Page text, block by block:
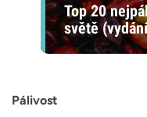
Top 20
světě
Pálivost